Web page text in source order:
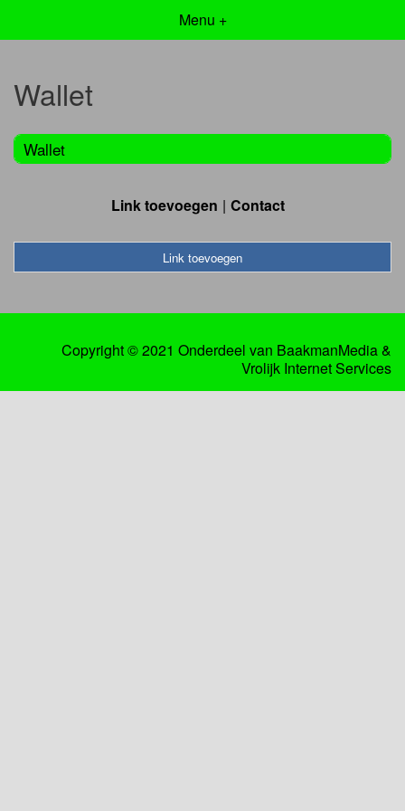
Menu +
Wallet
Wallet
Link toevoegen Contact
Link toevoegen
Copyright © 2021 Onderdeel van BaakmanMedia&
Vrolijk Internet Services